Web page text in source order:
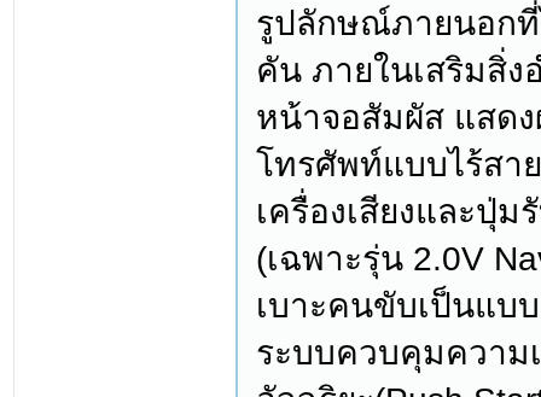
รูปลักษณ์ภายนอกที่
คัน ภายในเสริมสิ่
หน้าจอสัมผัส แสด
โทรศัพท์แบบไร้สา
เครื่องเสียงและปุ่
(เฉพาะรุ่น 2.0V
เบาะคนขับเป็นแบ
ระบบควบคุมความ